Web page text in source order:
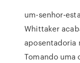
um-senhor-
Whittaker
aposentadoria
Tomando uma